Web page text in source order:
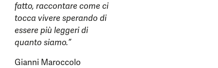
fatto, raccontare come ci
tocca vivere sperando di
essere più leggeri di
quanto siamo.”
Gianni Maroccolo